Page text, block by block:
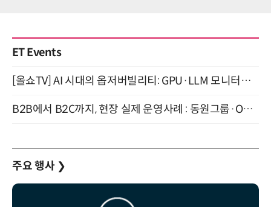
ET Events
[올쇼TV] AI 시대의 옵저버빌리티: GPU·LLM 모니터링부터 AI 기반 장애 대응까지 (8/11 생방송)
B2B에서 B2C까지, 현장 실제 운영사례 : 동원그룹·OCI·다이닝브랜즈그룹·당근 (8/27)
주요 행사 ❯